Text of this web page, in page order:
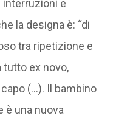
interruzioni e
la designa è: “di
tra ripetizione e
tutto ex novo,
(…). Il bambino
è una nuova